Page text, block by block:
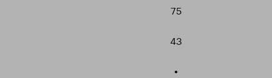
75
43
•